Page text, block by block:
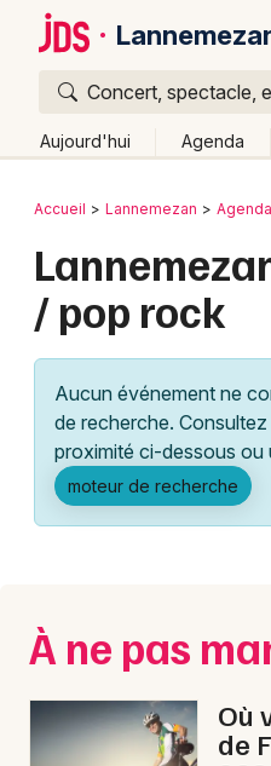
Concert, spectacle,
Aujourd'hui Agenda
Publier un
Grands événements
Activité & Expérience
Manifestations
Foires & salons
Concerts
Sports
Bordeaux
Colmar
Lille
Lyon
Marseille
Mulhouse
Nice
Paris
Strasbourg
Retour
Accueil Lannemezan Agenda
/ pop rock
Aucun événement ne
de recherche.
proximité ci-dessous ou
moteur de recherche
À ne pas
Où
de
Quoi ?
Où ?
Midi-Pyrénées
Partout
Quand ?
Aujourd'hui
Demain Ce